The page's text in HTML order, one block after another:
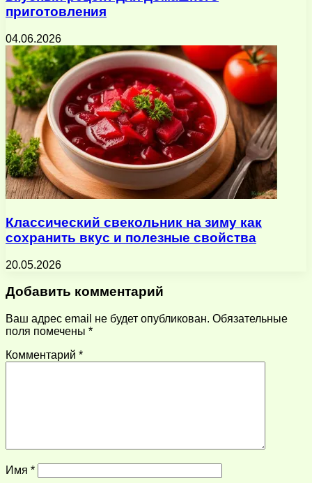
приготовления
04.06.2026
Классический свекольник на зиму как
сохранить вкус и полезные свойства
20.05.2026
Добавить комментарий
Ваш адрес email не будет опубликован. Обязательные
поля помечены *
Комментарий *
Имя *